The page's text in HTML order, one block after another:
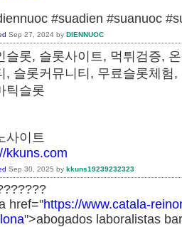
#suadien #suanuoc
Sep 27, 2024 by DIENNUOC
슬롯, 슬롯사이트, 먹튀검증,
, 슬롯커뮤니티, 무료슬롯체험
마틱슬롯
사이트
kkuns.com
Sep 30, 2025 by kkuns19239232323
href="https://www.catala-
">abogados laboralistas